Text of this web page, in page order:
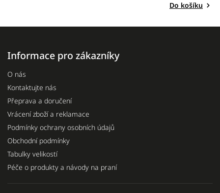
Do košíku
Informace pro zákazníky
O nás
Kontaktujte nás
Přeprava a doručení
Vrácení zboží a reklamace
Podmínky ochrany osobních údajů
Obchodní podmínky
Tabulky velikostí
Péče o produkty a návody na praní